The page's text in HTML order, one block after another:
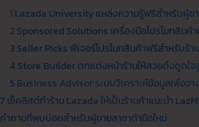
1 Lazada University แหล่งความรู้ฟรีสำหรับผู้ข
2 Sponsored Solutions เครื่องมือโปรโมทสินค้
3 Seller Picks ฟีเจอร์โปรโมทสินค้าฟรีสำหรับร้
4 Store Builder ตกแต่งหน้าร้านให้สวยดึงดูดใจ
5 Business Advisor ระบบวิเคราะห์ข้อมูลเพื่อว
7 เช็คลิสต์ทำร้าน Lazada ให้เป็นร้านค้าแนะนำ
คำถามที่พบบ่อยสำหรับผู้ขายลาซาด้ามือใหม่